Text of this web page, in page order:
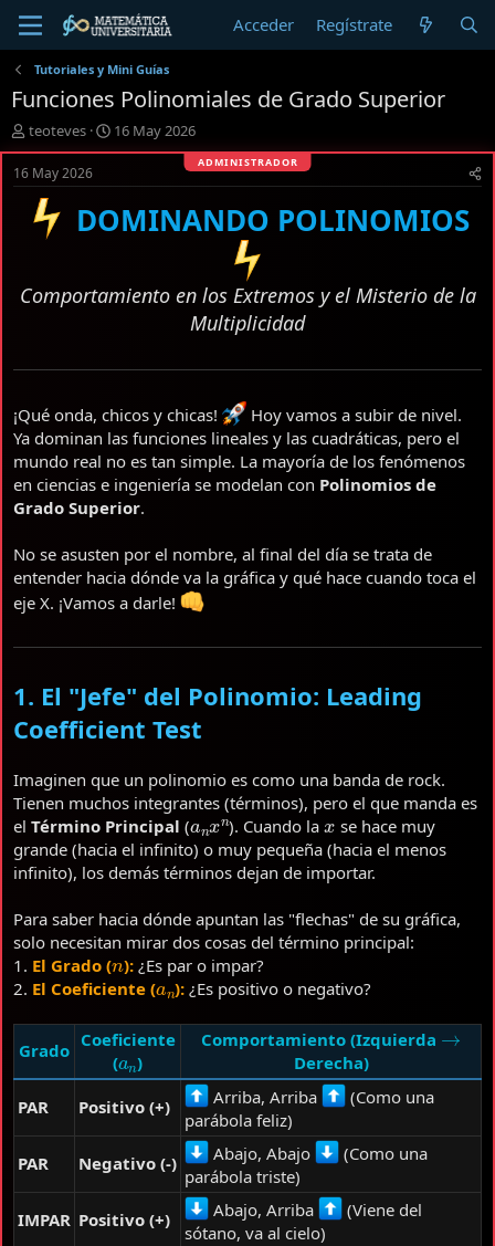
Acceder Regístrate
Tutoriales y Mini Guías
Funciones Polinomiales de Grado Superior
I
n
i
c
a
r
d
t
m
a
teoteves
F
e
h
a
d
n
i
o
16 May 2026
16 May 2026
DOMINANDO POLINOMIOS
Comportamiento en los Extremos y el Misterio de la
Multiplicidad
¡Qué onda, chicos y chicas!
Hoy vamos a subir de nivel.
Ya dominan las funciones lineales y las cuadráticas, pero el
mundo real no es tan simple. La mayoría de los fenómenos
en ciencias e ingeniería se modelan con Polinomios de
Grado Superior.
No se asusten por el nombre, al final del día se trata de
entender hacia dónde va la gráfica y qué hace cuando toca el
eje X. ¡Vamos a darle!
1. El "Jefe" del Polinomio: Leading
Coefficient Test
Imaginen que un polinomio es como una banda de rock.
Tienen muchos integrantes (términos), pero el que manda es
el Término Principal (anxn). Cuando lax se hace muy
grande (hacia el infinito) o muy pequeña (hacia el menos
infinito), los demás términos dejan de importar.
Para saber hacia dónde apuntan las "flechas" de su gráfica,
solo necesitan mirar dos cosas del término principal:
1. El Grado (n):¿Es par o impar?
2. El Coeficiente (a n): ¿Es positivo o negativo?
Grado Coeficiente
(an
)
Comportamiento (Izquierda →
Derecha)
PAR
Positivo (+) Arriba, Arriba
(Como una
parábola feliz)
PAR
Negativo (-) Abajo, Abajo
(Como una
parábola triste)
IMPAR Positivo (+) Abajo, Arriba
(Viene del
sótano, va al cielo)